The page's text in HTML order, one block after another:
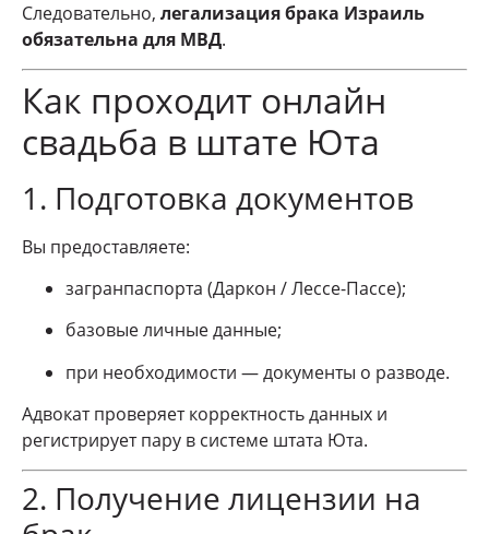
Следовательно, легализация брака Израиль
обязательна для МВД.
Как проходит онлайн
свадьба в штате Юта
1. Подготовка документов
Вы предоставляете:
загранпаспорта (Даркон / Лессе-Пассе);
базовые личные данные;
при необходимости — документы о разводе.
Адвокат проверяет корректность данных и
регистрирует пару в системе штата Юта.
2. Получение лицензии на